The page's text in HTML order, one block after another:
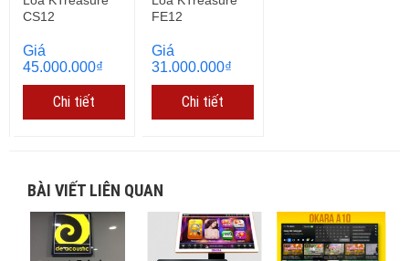
CS12
Giá
45.000.000₫
Chi tiết
FE12
Giá
31.000.000₫
Chi tiết
BÀI VIẾT LIÊN QUAN